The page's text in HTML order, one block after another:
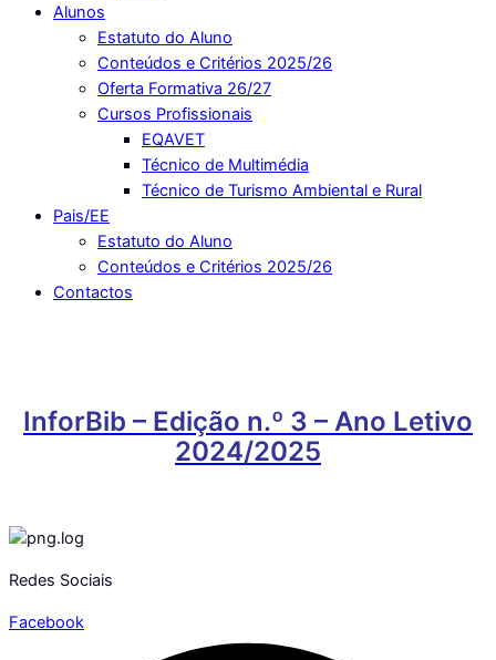
Alunos
Estatuto do Aluno
Conteúdos e Critérios 2025/26
Oferta Formativa 26/27
Cursos Profissionais
EQAVET
Técnico de Multimédia
Técnico de Turismo Ambiental e Rural
Pais/EE
Estatuto do Aluno
Conteúdos e Critérios 2025/26
Contactos
InforBib – Edição n.º 3 – Ano Letivo
2024/2025
Redes Sociais
Facebook